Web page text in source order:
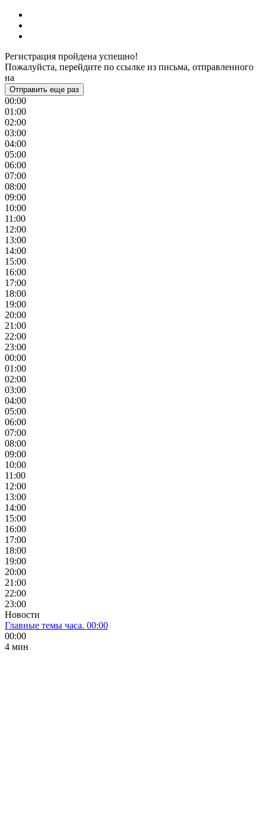
Регистрация пройдена успешно!
Пожалуйста, перейдите по ссылке из письма, отправленного
на
Отправить еще раз
00:00
01:00
02:00
03:00
04:00
05:00
06:00
07:00
08:00
09:00
10:00
11:00
12:00
13:00
14:00
15:00
16:00
17:00
18:00
19:00
20:00
21:00
22:00
23:00
00:00
01:00
02:00
03:00
04:00
05:00
06:00
07:00
08:00
09:00
10:00
11:00
12:00
13:00
14:00
15:00
16:00
17:00
18:00
19:00
20:00
21:00
22:00
23:00
Новости
Главные темы часа. 00:00
00:00
4 мин